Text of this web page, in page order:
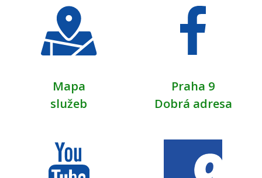
Mapa
služeb
Praha 9
Dobrá adresa